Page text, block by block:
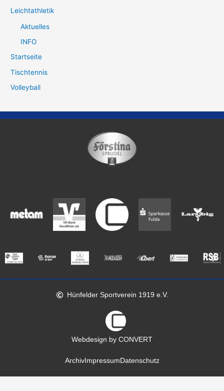
Leichtathletik
Aktuelles
INFO
Startseite
Tischtennis
Volleyball
Hünfelder Sportverein 1919 e.V.
Webdesign by CONVERT
ArchivImpressumDatenschutz